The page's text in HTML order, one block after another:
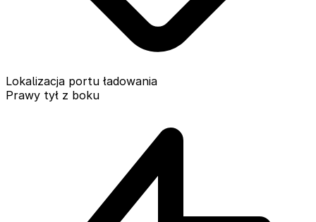
Lokalizacja portu ładowania
Prawy tył z boku